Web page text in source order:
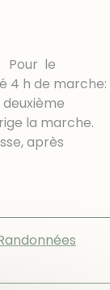
Pour le
4 h de marche:
la marche.
après